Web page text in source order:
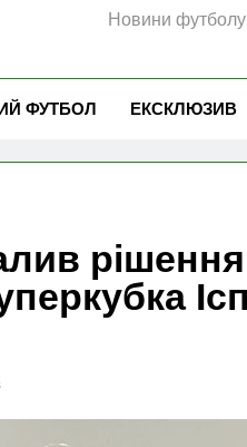
Новини футболу
ФУТБОЛ ЕКСКЛЮЗИВ